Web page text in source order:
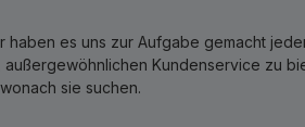
es uns zur Aufgabe gemacht
Kundenservice zu
sie suchen.